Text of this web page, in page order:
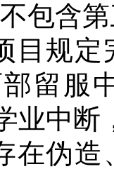
包含
目规
留服
业中断
在伪